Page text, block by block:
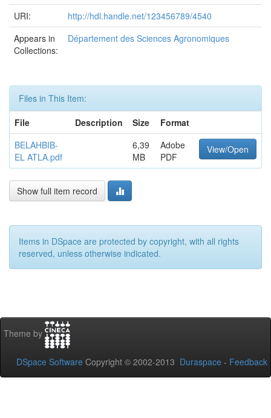
URI:
http://hdl.handle.net/123456789/4540
Appears in
Collections:
Département des Sciences Agronomiques
Files in This Item:
File
Description Size
Format
BELAHBIB-
EL ATLA.pdf
6,39
MB
Adobe
PDF
View/Open
Show full item record
Items in DSpace are protected by copyright, with all rights
reserved, unless otherwise indicated.
Theme by
DSpace Software Copyright © 2002-2013 Duraspace - Feedback